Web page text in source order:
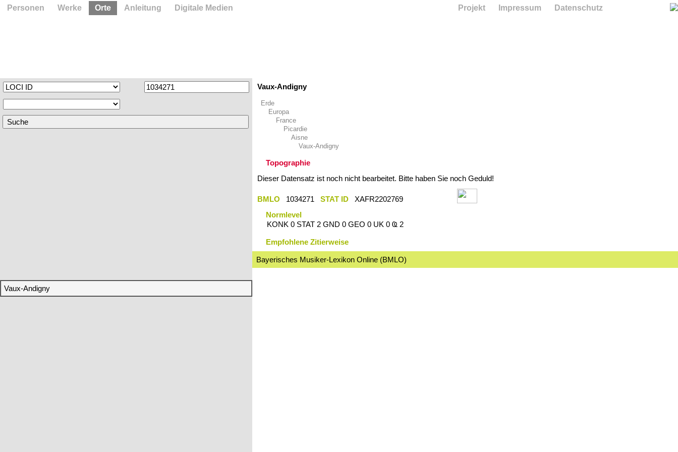
Vaux-Andigny
Vaux-Andigny
Erde
Europa
France
Picardie
Aisne
Vaux-Andigny
Topographie
Dieser Datensatz ist noch nicht bearbeitet. Bitte haben Sie noch Geduld!
BMLO 1034271 STAT ID
XAFR2202769
Normlevel
KONK 0 STAT 2 GND 0 GEO 0 UK 0 Ҩ 2
Empfohlene Zitierweise
Bayerisches Musiker-Lexikon Online (BMLO)
Personen Werke Orte Anleitung Digitale Medien Projekt Impressum Datenschutz